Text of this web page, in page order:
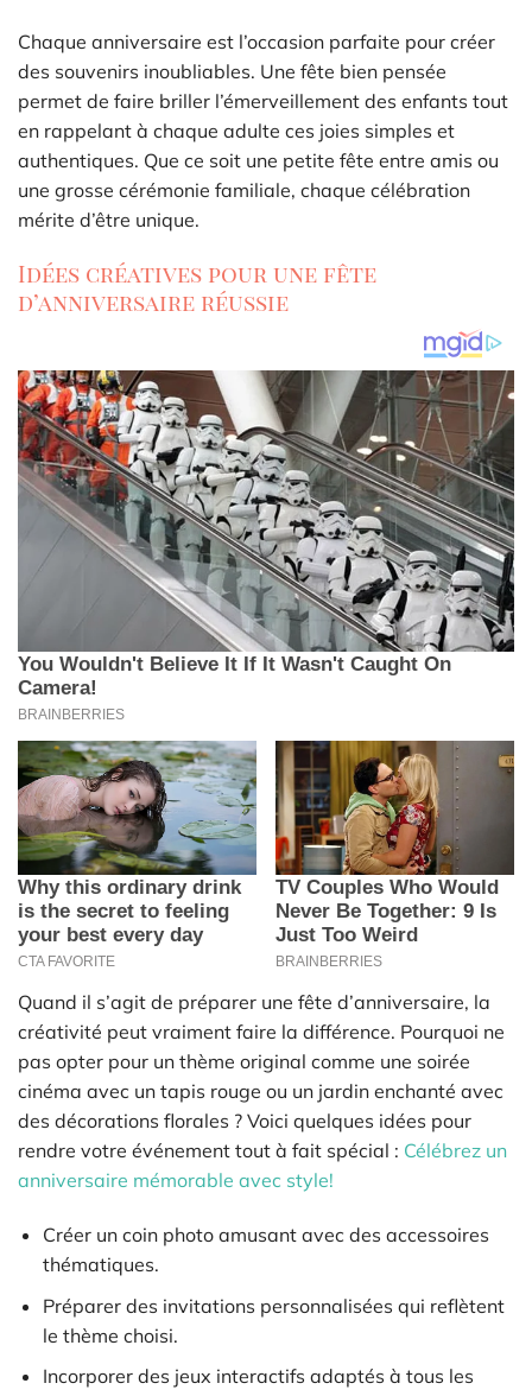
Chaque anniversaire est l’occasion parfaite pour créer
des souvenirs inoubliables. Une fête bien pensée
permet de faire briller l’émerveillement des enfants tout
en rappelant à chaque adulte ces joies simples et
authentiques. Que ce soit une petite fête entre amis ou
une grosse cérémonie familiale, chaque célébration
mérite d’être unique.
Idées créatives pour une fête
d’anniversaire réussie
Quand il s’agit de préparer une fête d’anniversaire, la
créativité peut vraiment faire la différence. Pourquoi ne
pas opter pour un thème original comme une soirée
cinéma avec un tapis rouge ou un jardin enchanté avec
des décorations florales ? Voici quelques idées pour
rendre votre événement tout à fait spécial : Célébrez un
anniversaire mémorable avec style!
Créer un coin photo amusant avec des accessoires
thématiques.
Préparer des invitations personnalisées qui reflètent
le thème choisi.
Incorporer des jeux interactifs adaptés à tous les